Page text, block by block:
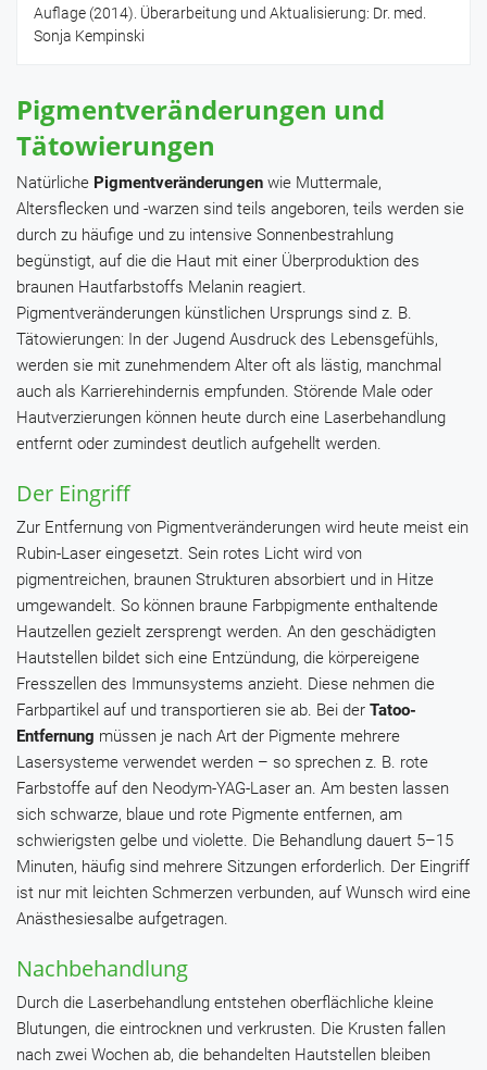
Auflage (2014). Überarbeitung und Aktualisierung: Dr. med.
Sonja Kempinski
Pigmentveränderungen und
Tätowierungen
Natürliche Pigmentveränderungen wie Muttermale,
Altersflecken und -warzen sind teils angeboren, teils werden sie
durch zu häufige und zu intensive Sonnenbestrahlung
begünstigt, auf die die Haut mit einer Überproduktion des
braunen Hautfarbstoffs Melanin reagiert.
Pigmentveränderungen künstlichen Ursprungs sind z. B.
Tätowierungen: In der Jugend Ausdruck des Lebensgefühls,
werden sie mit zunehmendem Alter oft als lästig, manchmal
auch als Karrierehindernis empfunden. Störende Male oder
Hautverzierungen können heute durch eine Laserbehandlung
entfernt oder zumindest deutlich aufgehellt werden.
Der Eingriff
Zur Entfernung von Pigmentveränderungen wird heute meist ein
Rubin-Laser eingesetzt. Sein rotes Licht wird von
pigmentreichen, braunen Strukturen absorbiert und in Hitze
umgewandelt. So können braune Farbpigmente enthaltende
Hautzellen gezielt zersprengt werden. An den geschädigten
Hautstellen bildet sich eine Entzündung, die körpereigene
Fresszellen des Immunsystems anzieht. Diese nehmen die
Farbpartikel auf und transportieren sie ab. Bei der Tatoo-
Entfernung müssen je nach Art der Pigmente mehrere
Lasersysteme verwendet werden – so sprechen z. B. rote
Farbstoffe auf den Neodym-YAG-Laser an. Am besten lassen
sich schwarze, blaue und rote Pigmente entfernen, am
schwierigsten gelbe und violette. Die Behandlung dauert 5–15
Minuten, häufig sind mehrere Sitzungen erforderlich. Der Eingriff
ist nur mit leichten Schmerzen verbunden, auf Wunsch wird eine
Anästhesiesalbe aufgetragen.
Nachbehandlung
Durch die Laserbehandlung entstehen oberflächliche kleine
Blutungen, die eintrocknen und verkrusten. Die Krusten fallen
nach zwei Wochen ab, die behandelten Hautstellen bleiben